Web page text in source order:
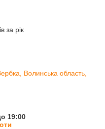
за рік
Волинська область,
19:00